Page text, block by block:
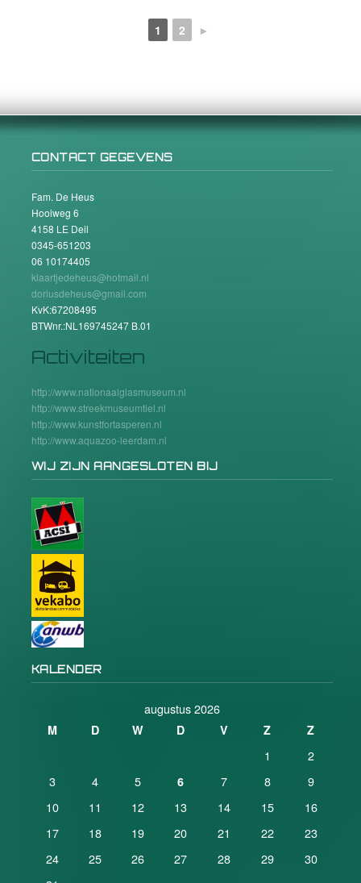
1 2 ►
CONTACT GEGEVENS
Fam. De Heus
Hooiweg 6
4158 LE Deil
0345-651203
06 10174405
klaartjedeheus@hotmail.nl
doriusdeheus@gmail.com
KvK:67208495
BTWnr.:NL169745247 B.01
Activiteiten
http://www.nationaalglasmuseum.nl
http://www.streekmuseumtiel.nl
http://www.kunstfortasperen.nl
http://www.aquazoo-leerdam.nl
WIJ ZIJN AANGESLOTEN BIJ
KALENDER
augustus 2026
M D W D V Z Z
1
2
3
4 5 6 7 8
9
10
11 12 13 14 15
16
17
18 19 20 21 22
23
24
25 26 27 28 29
30